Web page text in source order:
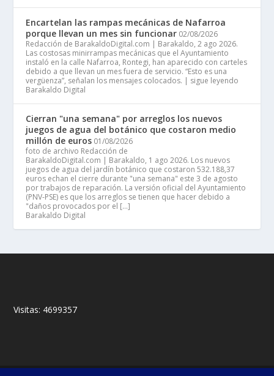
Encartelan las rampas mecánicas de Nafarroa
porque llevan un mes sin funcionar 02/08/2026
Redacción de BarakaldoDigital.com | Barakaldo, 2 ago 2026.
Las costosas minirrampas mecánicas que el Ayuntamiento
instaló en la calle Nafarroa, Rontegi, han aparecido con carteles
debido a que llevan un mes fuera de servicio. “Esto es una
vergüenza”, señalan los mensajes colocados. | sigue leyendo
Barakaldo Digital
Cierran "una semana" por arreglos los nuevos
juegos de agua del botánico que costaron medio
millón de euros 01/08/2026
foto de archivo Redacción de
BarakaldoDigital.com | Barakaldo, 1 ago 2026. Los nuevos
juegos de agua del jardín botánico que costaron 532.188,37
euros echan el cierre durante "una semana" este 3 de agosto
por trabajos de reparación. La versión oficial del Ayuntamiento
(PNV-PSE) es que los arreglos se tienen que hacer debido a
"daños provocados por el […]
Barakaldo Digital
Visitas: 4699357